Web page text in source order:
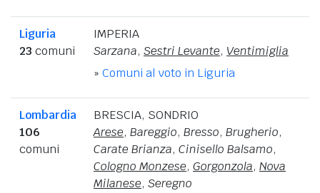
Liguria
23 comuni
IMPERIA
Sarzana, Sestri Levante, Ventimiglia
» Comuni al voto in Liguria
Lombardia
106
comuni
BRESCIA, SONDRIO
Arese, Bareggio, Bresso, Brugherio,
Carate Brianza, Cinisello Balsamo,
Cologno Monzese, Gorgonzola, Nova
Milanese, Seregno